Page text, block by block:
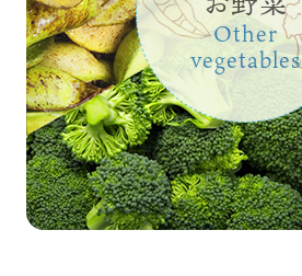
Other
vegetables